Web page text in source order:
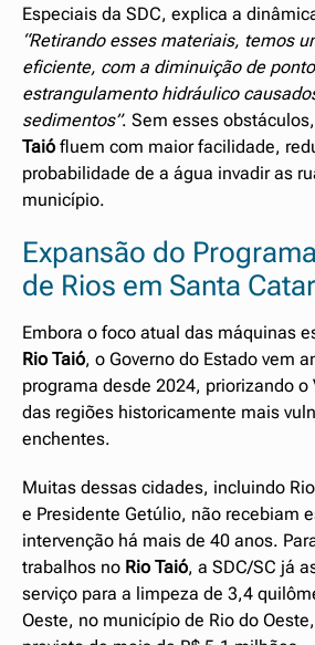
Especiais da SDC, explica a
“Retirando esses materiais, temos
eficiente, com a diminuição de
estrangulamento hidráulico
sedimentos”. Sem esses
Taió fluem com maior facilidade,
probabilidade de a água invadir as
município.
Expansão do
de Rios em Santa
Embora o foco atual das máquinas
Rio Taió, o Governo do Estado vem
programa desde 2024, priorizando
das regiões historicamente mais
enchentes.
Muitas dessas cidades, incluindo
e Presidente Getúlio, não recebiam
intervenção há mais de 40 anos.
trabalhos no Rio Taió, a SDC/SC já
serviço para a limpeza de 3,4
Oeste, no município de Rio do